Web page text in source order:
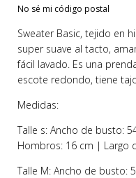
No sé mi código postal
Sweater Basic, tejido en
super suave al tacto,
fácil lavado. Es una
escote redondo, tiene
Medidas:
Talle s: Ancho de busto:
Hombros: 16 cm | Largo
Talle M: Ancho de busto: